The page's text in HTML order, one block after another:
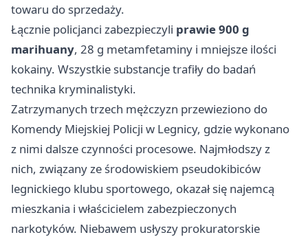
towaru do sprzedaży.
Łącznie policjanci zabezpieczyli prawie 900 g
marihuany, 28 g metamfetaminy i mniejsze ilości
kokainy. Wszystkie substancje trafiły do badań
technika kryminalistyki.
Zatrzymanych trzech mężczyzn przewieziono do
Komendy Miejskiej Policji w Legnicy, gdzie wykonano
z nimi dalsze czynności procesowe. Najmłodszy z
nich, związany ze środowiskiem pseudokibiców
legnickiego klubu sportowego, okazał się najemcą
mieszkania i właścicielem zabezpieczonych
narkotyków. Niebawem usłyszy prokuratorskie